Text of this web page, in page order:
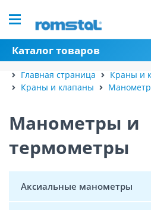
Каталог товаров
Главная страница
Краны и
Краны и клапаны
Манометры и
термометры
Аксиальные манометры